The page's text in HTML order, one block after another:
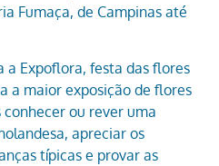
Fumaça, de Campinas até
a Expoflora, festa das flores
a maior exposição de flores
ou rever uma
apreciar os
típicas e provar as